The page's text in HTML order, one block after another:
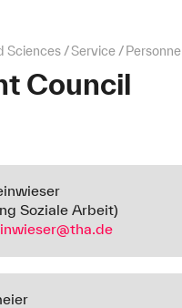
Sciences Service Personnel
Council
Soziale Arbeit)